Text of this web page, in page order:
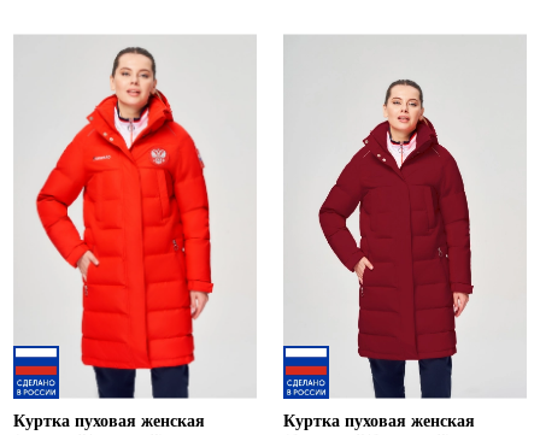
Куртка пуховая женская
Куртка пуховая женская